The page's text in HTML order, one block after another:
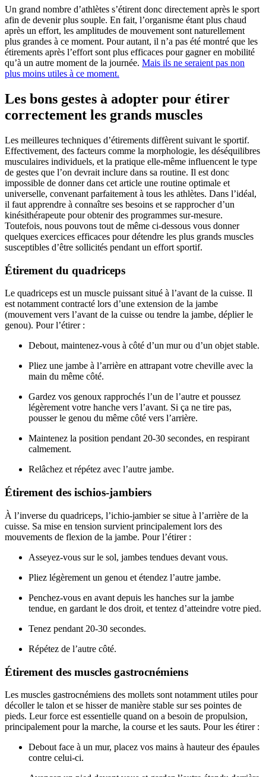
Un grand nombre d’athlètes s’étirent donc directement après le sport
afin de devenir plus souple. En fait, l’organisme étant plus chaud
après un effort, les amplitudes de mouvement sont naturellement
plus grandes à ce moment. Pour autant, il n’a pas été montré que les
étirements après l’effort sont plus efficaces pour gagner en mobilité
qu’à un autre moment de la journée. Mais ils ne seraient pas non
plus moins utiles à ce moment.
Les bons gestes à adopter pour étirer
correctement les grands muscles
Les meilleures techniques d’étirements diffèrent suivant le sportif.
Effectivement, des facteurs comme la morphologie, les déséquilibres
musculaires individuels, et la pratique elle-même influencent le type
de gestes que l’on devrait inclure dans sa routine. Il est donc
impossible de donner dans cet article une routine optimale et
universelle, convenant parfaitement à tous les athlètes. Dans l’idéal,
il faut apprendre à connaître ses besoins et se rapprocher d’un
kinésithérapeute pour obtenir des programmes sur-mesure.
Toutefois, nous pouvons tout de même ci-dessous vous donner
quelques exercices efficaces pour détendre les plus grands muscles
susceptibles d’être sollicités pendant un effort sportif.
Étirement du quadriceps
Le quadriceps est un muscle puissant situé à l’avant de la cuisse. Il
est notamment contracté lors d’une extension de la jambe
(mouvement vers l’avant de la cuisse ou tendre la jambe, déplier le
genou). Pour l’étirer :
Debout, maintenez-vous à côté d’un mur ou d’un objet stable.
Pliez une jambe à l’arrière en attrapant votre cheville avec la
main du même côté.
Gardez vos genoux rapprochés l’un de l’autre et poussez
légèrement votre hanche vers l’avant. Si ça ne tire pas,
pousser le genou du même côté vers l’arrière.
Maintenez la position pendant 20-30 secondes, en respirant
calmement.
Relâchez et répétez avec l’autre jambe.
Étirement des ischios-jambiers
À l’inverse du quadriceps, l’ichio-jambier se situe à l’arrière de la
cuisse. Sa mise en tension survient principalement lors des
mouvements de flexion de la jambe. Pour l’étirer :
Asseyez-vous sur le sol, jambes tendues devant vous.
Pliez légèrement un genou et étendez l’autre jambe.
Penchez-vous en avant depuis les hanches sur la jambe
tendue, en gardant le dos droit, et tentez d’atteindre votre pied.
Tenez pendant 20-30 secondes.
Répétez de l’autre côté.
Étirement des muscles gastrocnémiens
Les muscles gastrocnémiens des mollets sont notamment utiles pour
décoller le talon et se hisser de manière stable sur ses pointes de
pieds. Leur force est essentielle quand on a besoin de propulsion,
principalement pour la marche, la course et les sauts. Pour les étirer :
Debout face à un mur, placez vos mains à hauteur des épaules
contre celui-ci.